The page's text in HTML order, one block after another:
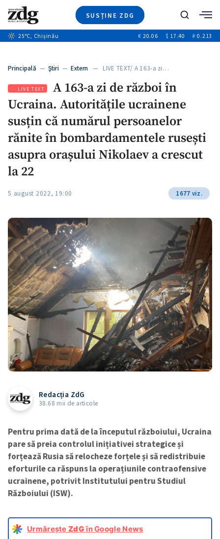
SUSȚINE ZDG
Ştiri
+6
Special
Blog
Caută
25°C, Chișinău € 20.06 $ 17.40 ₽ 0.213
Principală — Ştiri — Extern — LIVE TEXT/ A 163-a zi…
LIVE TEXT
A 163-a zi de război în
Ucraina. Autoritățile ucrainene
susțin că numărul persoanelor
rănite în bombardamentele rusești
asupra orașului Nikolaev a crescut
la 22
5 august 2022, 19:00 1677 viz.
Redacția ZdG
38.68 mii de articole
Pentru prima dată de la începutul războiului, Ucraina
pare să preia controlul inițiativei strategice și
forțează Rusia să relocheze forțele și să redistribuie
eforturile ca răspuns la operațiunile contraofensive
ucrainene, potrivit Institutului pentru Studiul
Războiului (ISW).
Urmărește ZdGîn Google News